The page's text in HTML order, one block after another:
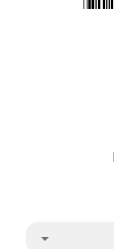
arrow_drop_down